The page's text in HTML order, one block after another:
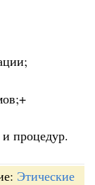
процедур.
Этические